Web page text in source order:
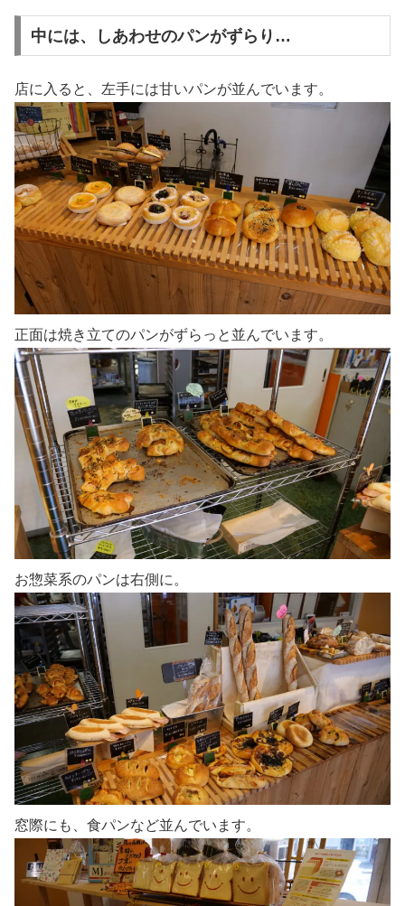
中には、しあわせのパンがずらり…
店に入ると、左手には甘いパンが並んでいます。
正面は焼き立てのパンがずらっと並んでいます。
お惣菜系のパンは右側に。
窓際にも、食パンなど並んでいます。